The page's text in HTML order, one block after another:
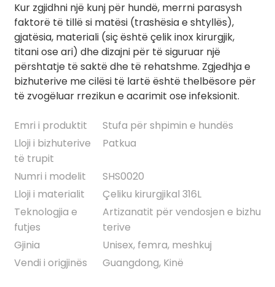
Kur zgjidhni një kunj për hundë, merrni parasysh
faktorë të tillë si matësi (trashësia e shtyllës),
gjatësia, materiali (siç është çelik inox kirurgjik,
titani ose ari) dhe dizajni për të siguruar një
përshtatje të saktë dhe të rehatshme. Zgjedhja e
bizhuterive me cilësi të lartë është thelbësore për
të zvogëluar rrezikun e acarimit ose infeksionit.
Emri i produktit
Stufa për shpimin e hundës
Lloji i bizhuterive
të trupit
Patkua
Numri i modelit
SHS0020
Lloji i materialit
Çeliku kirurgjikal 316L
Teknologjia e
futjes
Artizanatit për vendosjen e bizhu
terive
Gjinia
Unisex, femra, meshkuj
Vendi i origjinës
Guangdong, Kinë